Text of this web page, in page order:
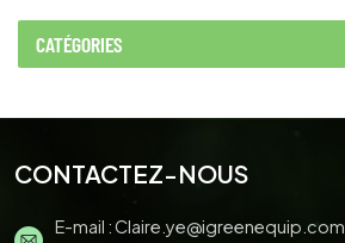
CATÉGORIES
CONTACTEZ-NOUS
E-mail :Claire.ye@igreenequip.com